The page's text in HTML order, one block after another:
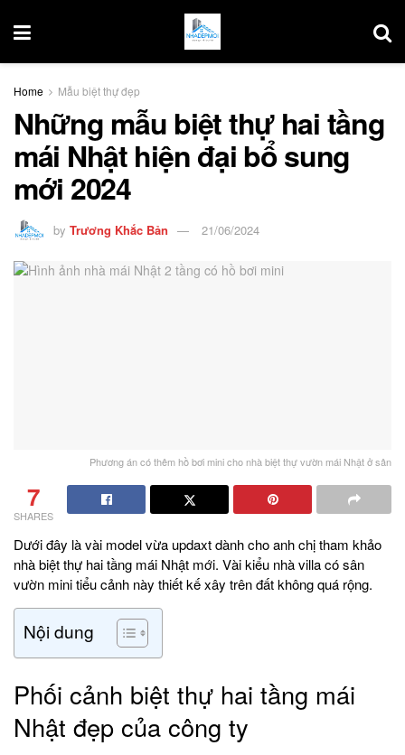
Home Mẫu biệt thự đẹp
Những mẫu biệt thự hai tầng
mái Nhật hiện đại bổ sung
mới 2024
by Trương Khắc Bản 21/06/2024
Phương án có thêm hồ bơi mini cho nhà biệt thự vườn mái Nhật ở sân
7
SHARES
Dưới đây là vài model vừa updaxt dành cho anh chị tham khảo
nhà biệt thự hai tầng mái Nhật mới. Vài kiểu nhà villa có sân
vườn mini tiểu cảnh này thiết kế xây trên đất không quá rộng.
Nội dung
Phối cảnh biệt thự hai tầng mái
Nhật đẹp của công ty